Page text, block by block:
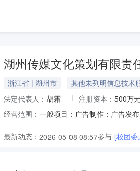
湖州传媒文化策划有限责
浙江省 | 湖州市
其他未列明信息技术
法定代表人： 胡霜 注册资本： 500万
经营范围：
最新动态： 2026-05-08 08:57参与 [校团